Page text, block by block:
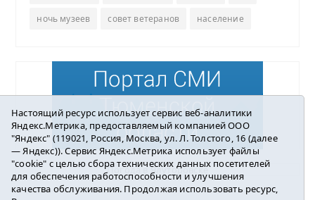
ночь музеев совет ветеранов население
Погода в Ялуторовске
Настоящий ресурс использует сервис веб-аналитики
Яндекс.Метрика, предоставляемый компанией ООО
"Яндекс" (119021, Россия, Москва, ул. Л. Толстого, 16 (далее
— Яндекс)). Сервис Яндекс.Метрика использует файлы
"cookie" с целью сбора технических данных посетителей
для обеспечения работоспособности и улучшения
качества обслуживания. Продолжая использовать ресурс,